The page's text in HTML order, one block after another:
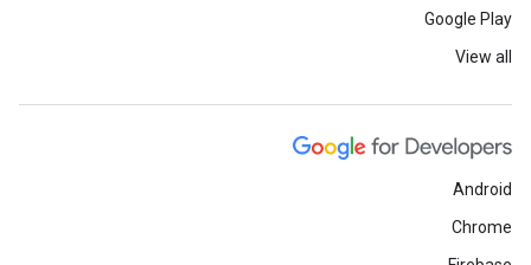
Google Play
View all
Android
Chrome